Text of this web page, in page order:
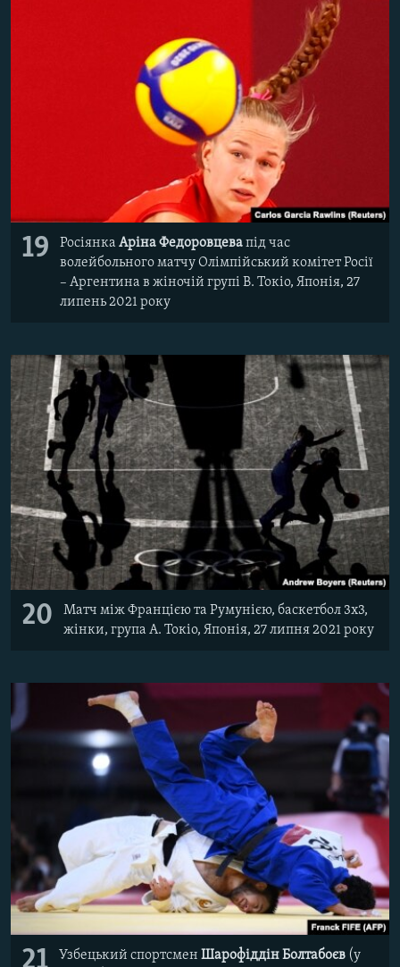
19 Росіянка Аріна Федоровцевапід час
волейбольного матчу Олімпійський комітет Росії
– Аргентина в жіночій групі B. Токіо, Японія, 27
липень 2021 року
20
Матч між Францією та Румунією, баскетбол 3x3,
жінки, група A. Токіо, Японія, 27 липня 2021 року
Узбецький спортсмен Шарофіддін Болтабоєв (у